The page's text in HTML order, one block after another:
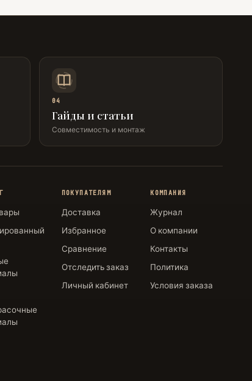
04
Гайды и статьи
Совместимость и монтаж
ПОКУПАТЕЛЯМ
Доставка
Избранное
Сравнение
Отследить заказ
Личный кабинет
КОМПАНИЯ
Журнал
О компании
Контакты
Политика
Условия заказа